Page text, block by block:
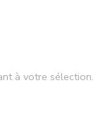
à votre sélection.